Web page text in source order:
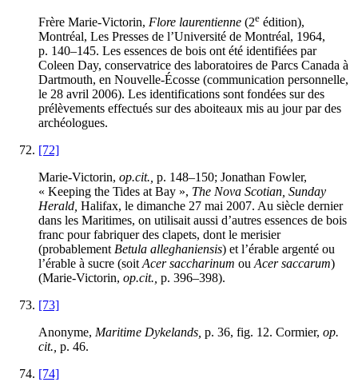
Frère Marie-Victorin, Flore laurentienne (2e édition),
Montréal, Les Presses de l’Université de Montréal, 1964,
p. 140–145. Les essences de bois ont été identifiées par
Coleen Day, conservatrice des laboratoires de Parcs Canada à
Dartmouth, en Nouvelle-Écosse (communication personnelle,
le 28 avril 2006). Les identifications sont fondées sur des
prélèvements effectués sur des aboiteaux mis au jour par des
archéologues.
[72]
Marie-Victorin, op.cit., p. 148–150; Jonathan Fowler,
« Keeping the Tides at Bay », The Nova Scotian, Sunday
Herald, Halifax, le dimanche 27 mai 2007. Au siècle dernier
dans les Maritimes, on utilisait aussi d’autres essences de bois
franc pour fabriquer des clapets, dont le merisier
(probablement Betula alleghaniensis) et l’érable argenté ou
l’érable à sucre (soit Acer saccharinum ou Acer saccarum)
(Marie-Victorin, op.cit., p. 396–398).
[73]
Anonyme, Maritime Dykelands, p. 36, fig. 12. Cormier, op.
cit., p. 46.
[74]